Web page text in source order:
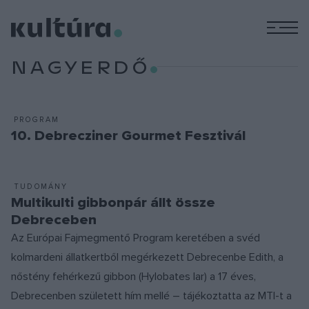
NAGYERDŐ
PROGRAM
10. Debrecziner Gourmet Fesztivál
TUDOMÁNY
Multikulti gibbonpár állt össze
Debreceben
Az Európai Fajmegmentő Program keretében a svéd
kolmardeni állatkertből megérkezett Debrecenbe Edith, a
nőstény fehérkezű gibbon (Hylobates lar) a 17 éves,
Debrecenben született hím mellé – tájékoztatta az MTI-t a